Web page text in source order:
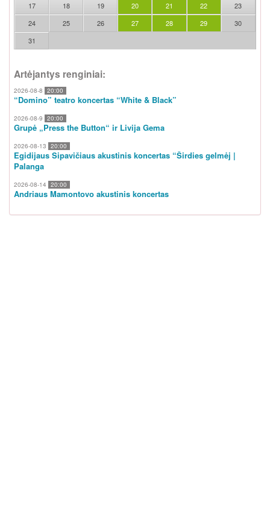
17 18 19 20 21 22
23
24
25 26 27 28 29
30
31
Artėjantys renginiai:
2026-08-8 20:00
“Domino” teatro koncertas “White & Black”
2026-08-9 20:00
Grupė „Press the Button“ ir Livija Gema
2026-08-13 20:00
Egidijaus Sipavičiaus akustinis koncertas “Širdies gelmėj |
Palanga
2026-08-14 20:00
Andriaus Mamontovo akustinis koncertas